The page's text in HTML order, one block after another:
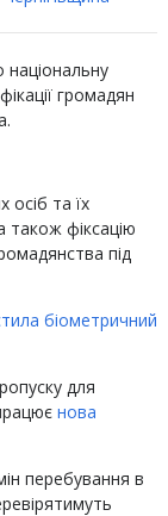
національну
громадян
осіб та їх
фіксацію
під
біометричний
для
нова
перебування в